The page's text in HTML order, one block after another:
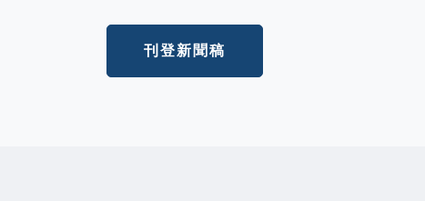
刊登新聞稿